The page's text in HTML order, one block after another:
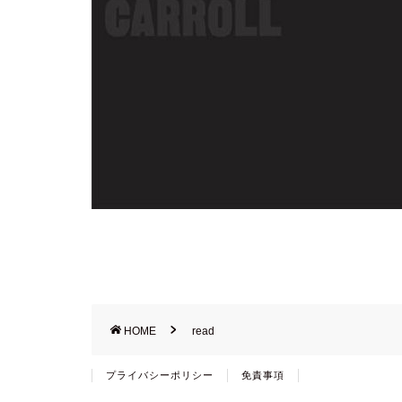
HOME read
プライバシーポリシー 免責事項